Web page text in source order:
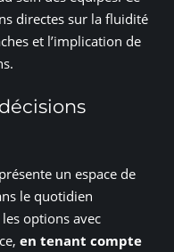
directes sur la fluidité
et l’implication de
un espace de
le quotidien
options avec
en tenant compte